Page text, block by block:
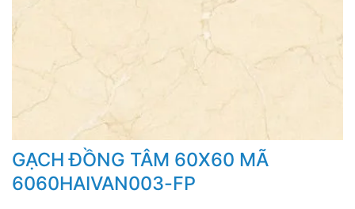
GẠCH ĐỒNG TÂM 60X60 MÃ
6060HAIVAN003-FP